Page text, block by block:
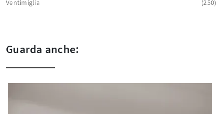
Ventimiglia 250
Guarda anche: